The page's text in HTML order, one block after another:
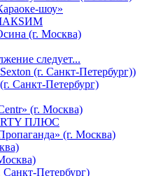
шоу»
(г. Москва)
следует...
(г. Санкт-Петербург))
Санкт-Петербург)
(г. Москва)
ПЛЮС
(г. Москва)
Петербург)